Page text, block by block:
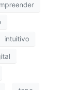
intuitivo